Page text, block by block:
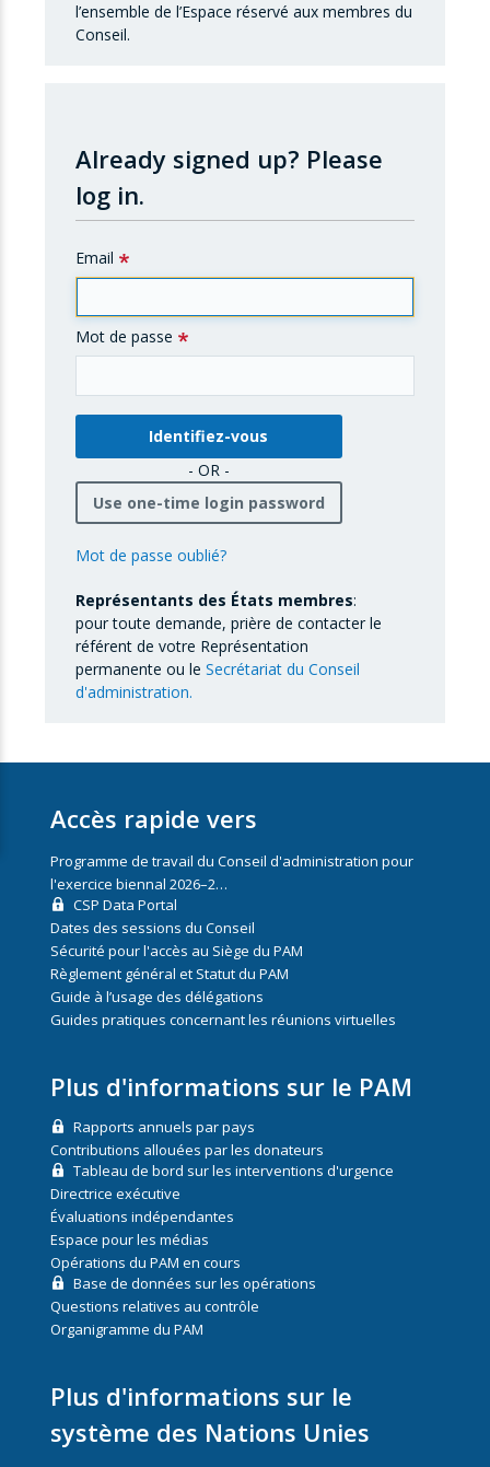
l’ensemble de l’Espace réservé aux membres du
Conseil.
Already signed up? Please
log in.
Email
Mot de passe
- OR -
Use one-time login password
Mot de passe oublié?
Représentants des États membres:
pour toute demande, prière de contacter le
référent de votre Représentation
permanente ou le Secrétariat du Conseil
d'administration.
Accès rapide vers
Programme de travail du Conseil d'administration pour
l'exercice biennal 2026–2…
CSP Data Portal
Dates des sessions du Conseil
Sécurité pour l'accès au Siège du PAM
Règlement général et Statut du PAM
Guide à l’usage des délégations
Guides pratiques concernant les réunions virtuelles
Plus d'informations sur le PAM
Rapports annuels par pays
Contributions allouées par les donateurs
Tableau de bord sur les interventions d'urgence
Directrice exécutive
Évaluations indépendantes
Espace pour les médias
Opérations du PAM en cours
Base de données sur les opérations
Questions relatives au contrôle
Organigramme du PAM
Plus d'informations sur le
système des Nations Unies